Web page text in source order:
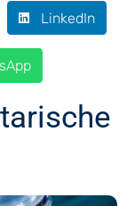
LinkedIn